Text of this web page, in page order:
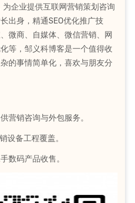
企业提供互联网营销策划咨询
出身，精通SEO优化推广技
微商、自媒体、微信营销、网
等，邹义科博客是一个值得收
的事情简单化，喜欢与朋友分
营销咨询与外包服务。
设备工程覆盖。
数码产品收售。